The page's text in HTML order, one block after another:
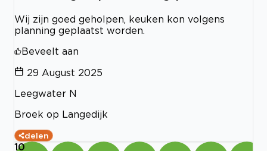
Wij zijn goed geholpen, keuken kon volgens
planning geplaatst worden.
Beveelt aan
29 August 2025
Leegwater N
Broek op Langedijk
delen
10